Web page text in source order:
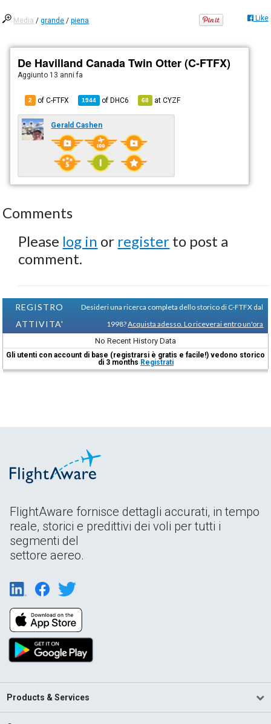
Media /grande /piena Like
De Havilland Canada Twin Otter (C-FTFX)
Aggiunto 13 anni fa
2 of C-FTFX 1944 ofDHC6 68 atCYZF
Gerald Cashen
Comments
Please log in or register to post a
comment.
REGISTRO
ATTIVITA'
Desideri una ricerca completa dello storico di C-FTFX dal
1998?Acquista adesso. Lo riceverai entro un'ora
No Recent History Data
Gli utenti con account di base (registrarsi è gratis e facile!) vedono storico
di 3 months Registrati
FlightAware fornisce dettagli accurati, in tempo
reale, storici e predittivi dei voli per tutti i
segmenti del
settore aereo.
Products & Services